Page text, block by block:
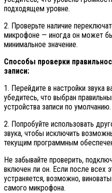
подходящем уровне.
2. Проверьте наличие
микрофоне — иногда он может
минимальное значение.
Способы проверки
записи:
1. Перейдите в настройки звука
убедитесь, что выбран
устройства записи по умолчанию.
2. Попробуйте использовать
звука, чтобы исключить
текущим программным
Не забывайте проверить,
включен ли он. Если после всех
устраняется, возможно,
самого микрофона.